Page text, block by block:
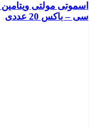
سی – باکس 20 عددی